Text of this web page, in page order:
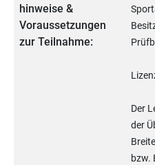
hinweise &
Voraussetzungen
zur Teilnahme:
Der
der
bzw.